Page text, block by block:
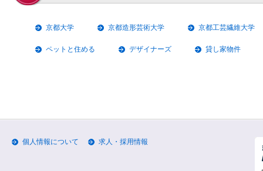
京都大学 京都造形芸術大学 京都工芸繊維大学
ペットと住める デザイナーズ 貸し家物件
個人情報について 求人・採用情報